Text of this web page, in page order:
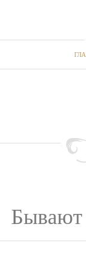
Бывают